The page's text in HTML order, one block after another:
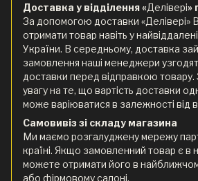
Доставка у відділення «Делівері»
За допомогою доставки «Делівері»
отримати товар навіть у
України. В середньому, доставка
замовлення наші менеджери
доставки перед відправкою
увагу на те, що вартість доставки
може варіюватися в залежності від
Самовивіз зі складу магазина
Ми маємо розгалуджену мережу
країні. Якщо замовленний товар є в
можете отримати його в
або фірмовому салоні.